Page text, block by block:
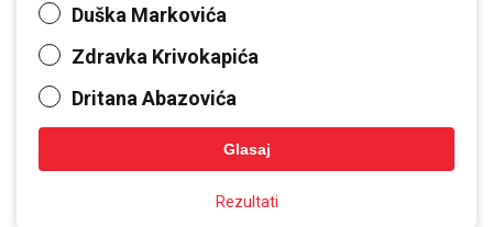
Duška Markovića
Zdravka Krivokapića
Dritana Abazovića
Glasaj
Rezultati